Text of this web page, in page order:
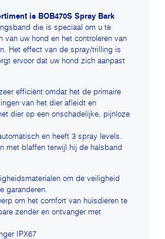
is BOB470S Spray Bark
die is speciaal om u te
van uw hond en het controleren van
Het effect van de spray/trilling is
ervoor dat uw hond zich aanpast
efficiënt omdat het de primaire
van het dier afleidt en
dier op een onschadelijke, pijnloze
en heeft 3 spray levels.
met blaffen terwijl hij de halsband
om de veiligheid
garanderen.
om het comfort van huisdieren te
zender en ontvanger met
IPX67